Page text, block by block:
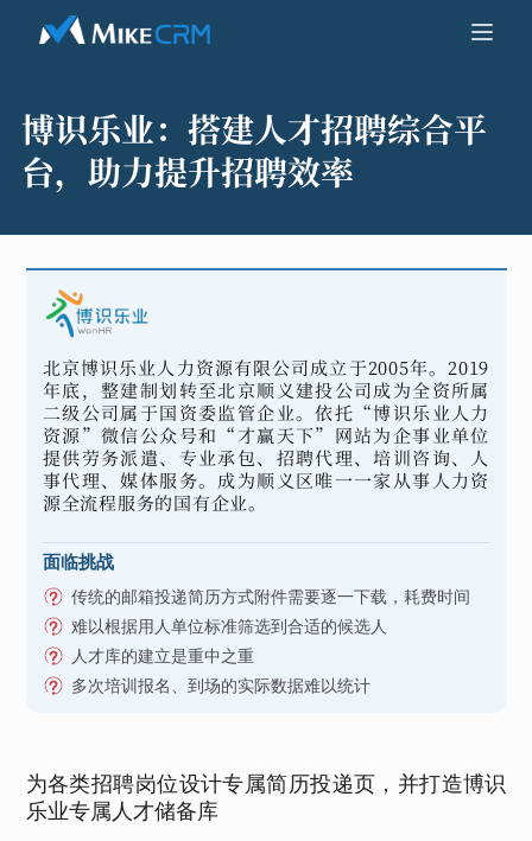
博识乐业： 搭建人才招聘综合平
台，助力提升招聘效率
北京博识乐业人力资源有限公司成立于2005年。2019
年底，整建制划转至北京顺义建投公司成为全资所属
二级公司属于国资委监管企业。依托“博识乐业人力
资源”微信公众号和“才赢天下”网站为企事业单位
提供劳务派遣、专业承包、招聘代理、培训咨询、人
事代理、媒体服务。成为顺义区唯一一家从事人力资
源全流程服务的国有企业。
面临挑战
传统的邮箱投递简历方式附件需要逐一下载，耗费时间
难以根据用人单位标准筛选到合适的候选人
人才库的建立是重中之重
多次培训报名、到场的实际数据难以统计
为各类招聘岗位设计专属简历投递页，并打造博识
乐业专属人才储备库